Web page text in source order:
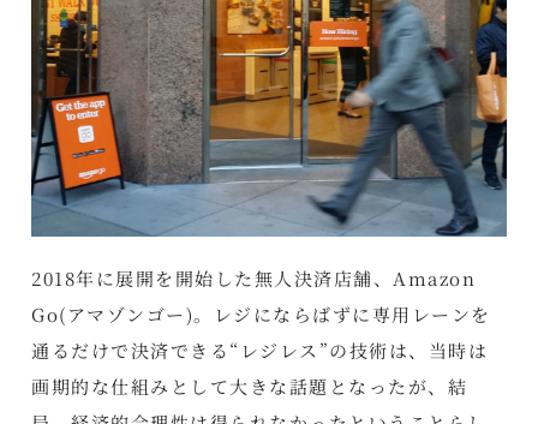
2018年に展開を開始した無人決済店舗、Amazon
Go(アマゾンゴー)。レジにならばずに専用レーンを
通るだけで決済できる“レジレス”の技術は、当時は
画期的な仕組みとして大きな話題となったが、結